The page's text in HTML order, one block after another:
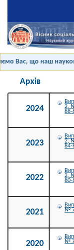
Вас, що наш
Архів
2024
2,
88-
2023
2,
84-
2022
2,
80-
2021
№
2020
№